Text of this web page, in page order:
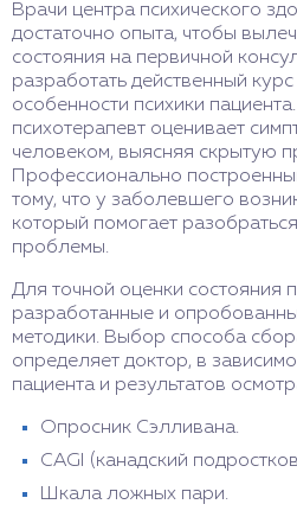
Врачи центра психического
достаточно опыта, чтобы
состояния на первичной
разработать действенный
особенности психики
психотерапевт оценивает
человеком, выясняя скрытую
Профессионально
тому, что у заболевшего
который помогает
проблемы.
Для точной оценки состояния
разработанные и
методики. Выбор способа
определяет доктор, в
пациента и результатов
Опросник Сэлливана.
CAGI (канадский
Шкала ложных пари.